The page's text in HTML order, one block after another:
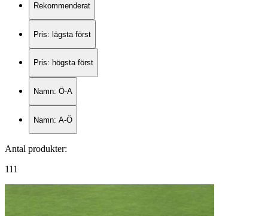
Rekommenderat
Pris: lägsta först
Pris: högsta först
Namn: Ö-A
Namn: A-Ö
Antal produkter:
111